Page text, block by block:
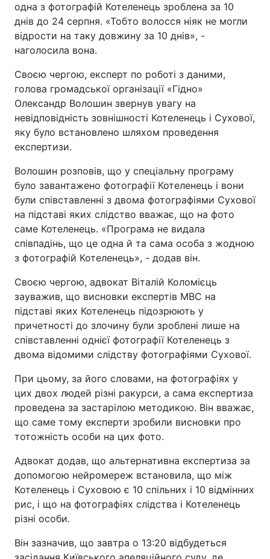
одна з фотографій Котеленець зроблена за 10
днів до 24 серпня. «Тобто волосся ніяк не могли
відрости на таку довжину за 10 днів», -
наголосила вона.
Своєю чергою, експерт по роботі з даними,
голова громадської організації «Гідно»
Олександр Волошин звернув увагу на
невідповідність зовнішності Котеленець і Сухової,
яку було встановлено шляхом проведення
експертизи.
Волошин розповів, що у спеціальну програму
було завантажено фотографії Котеленець і вони
були співставленні з двома фотографіями Сухової
на підставі яких слідство вважає, що на фото
саме Котеленець. «Програма не видала
співпадінь, що це одна й та сама особа з жодною
з фотографій Котеленець», - додав він.
Своєю чергою, адвокат Віталій Коломієць
зауважив, що висновки експертів МВС на
підставі яких Котеленець підозрюють у
причетності до злочину були зроблені лише на
співставленні однієї фотографії Котеленець з
двома відомими слідству фотографіями Сухової.
При цьому, за його словами, на фотографіях у
цих двох людей різні ракурси, а сама експертиза
проведена за застарілою методикою. Він вважає,
що саме тому експерти зробили висновки про
тотожність особи на цих фото.
Адвокат додав, що альтернативна експертиза за
допомогою нейромереж встановила, що між
Котеленець і Суховою є 10 спільних і 10 відмінних
рис, і що на фотографіях слідства і Котеленець
різні особи.
Він зазначив, що завтра о 13:20 відбудеться